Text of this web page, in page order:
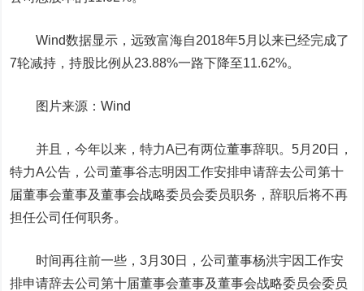
Wind数据显示，远致富海自2018年5月以来已经完成了
7轮减持，持股比例从23.88%一路下降至11.62%。
图片来源：Wind
并且，今年以来，特力A已有两位董事辞职。5月20日，
特力A公告，公司董事谷志明因工作安排申请辞去公司第十
届董事会董事及董事会战略委员会委员职务，辞职后将不再
担任公司任何职务。
时间再往前一些，3月30日，公司董事杨洪宇因工作安
排申请辞去公司第十届董事会董事及董事会战略委员会委员